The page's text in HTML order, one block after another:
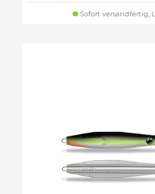
Sofort versandfertig,